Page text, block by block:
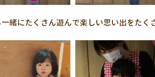
一緒にたくさん遊んで楽しい思い出をた